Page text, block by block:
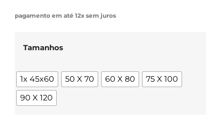
pagamento em até 12x sem juros
Tamanhos
1x 45x60 50 X 70 60 X 80
75 X 100
90 X 120